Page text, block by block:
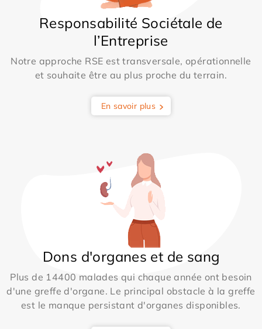
Responsabilité Sociétale de
l’Entreprise
Notre approche RSE est transversale, opérationnelle
et souhaite être au plus proche du terrain.
En savoir plus
Dons d'organes et de sang
Plus de 14400 malades qui chaque année ont besoin
d'une greffe d'organe. Le principal obstacle à la greffe
est le manque persistant d'organes disponibles.